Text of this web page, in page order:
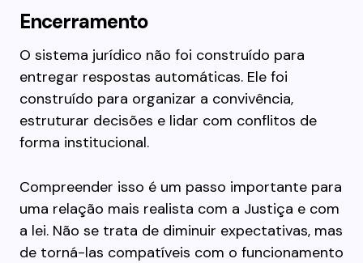
Encerramento
O sistema jurídico não foi construído para
entregar respostas automáticas. Ele foi
construído para organizar a convivência,
estruturar decisões e lidar com conflitos de
forma institucional.
Compreender isso é um passo importante para
uma relação mais realista com a Justiça e com
a lei. Não se trata de diminuir expectativas, mas
de torná-las compatíveis com o funcionamento